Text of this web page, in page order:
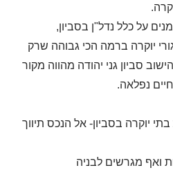
על כלל נדל"ן בסביון,
יוקרה ברמה הכי גבוהה שרק
סביון גני יהודה מהווה מקור
נפלאה.
יוקרה בסביון- אל הנכס תיווך
ואף מגרשים לבניה